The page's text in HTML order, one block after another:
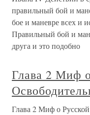
правильный бой и
бое и маневре всех и
Правильный бой и
друга и это подобно
Глава 2 Миф
Глава 2 Миф о